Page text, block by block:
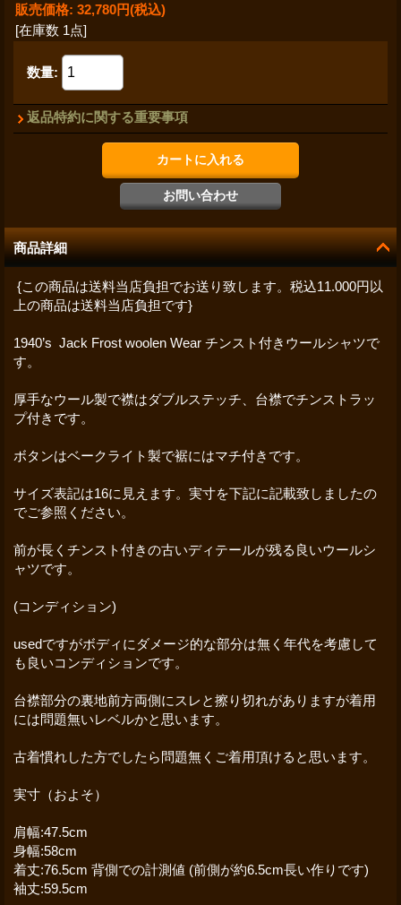
販売価格: 32,780円(税込)
[在庫数 1点]
数量:
返品特約に関する重要事項
商品詳細
{この商品は送料当店負担でお送り致します。税込11.000円以
上の商品は送料当店負担です}
1940’s Jack Frost woolen Wear チンスト付きウールシャツで
す。
厚手なウール製で襟はダブルステッチ、台襟でチンストラッ
プ付きです。
ボタンはベークライト製で裾にはマチ付きです。
サイズ表記は16に見えます。実寸を下記に記載致しましたの
でご参照ください。
前が長くチンスト付きの古いディテールが残る良いウールシ
ャツです。
(コンディション)
usedですがボディにダメージ的な部分は無く年代を考慮して
も良いコンディションです。
台襟部分の裏地前方両側にスレと擦り切れがありますが着用
には問題無いレベルかと思います。
古着慣れした方でしたら問題無くご着用頂けると思います。
実寸（およそ）
肩幅:47.5cm
身幅:58cm
着丈:76.5cm 背側での計測値 (前側が約6.5cm長い作りです)
袖丈:59.5cm